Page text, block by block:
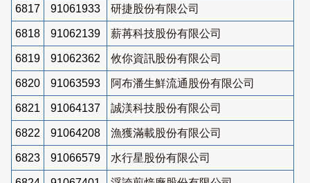
6817 91061933 研捷股份有限公司
6818 91062139 薪苒科技股份有限公司
6819 91062362 攸你資訊股份有限公司
6820 91063593 阿布潘生鮮流通股份有限公司
6821 91064137 誠渼科技股份有限公司
6822 91064208 漁獲滿載股份有限公司
6823 91066579 水行星股份有限公司